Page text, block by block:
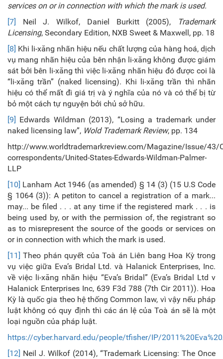
services on or in connection with which the mark is used.
[7]
Neil J. Wilkof, Daniel Burkitt (2005),
Trademark
Licensing, Secondary Edition, NXB Sweet & Maxwell, pp. 18
[8] Khi li-xăng nhãn hiệu nếu chất lượng của hàng hoá, dịch
vụ mang nhãn hiệu của bên nhận li-xăng không được giám
sát bởi bên li-xăng thì việc li-xăng nhãn hiệu đó được coi là
“li-xăng trần” (naked licensing). Khi li-xăng trần thì nhãn
hiệu có thể mất đi giá trị và ý nghĩa của nó và có thể bị từ
bỏ một cách tự nguyện bởi chủ sở hữu.
[9] Edwards Wildman (2013), “Losing a trademark under
naked licensing law”, Wold Trademark Review, pp. 134
http://www.worldtrademarkreview.com/Magazine/Issue/43/
correspondents/United-States-Edwards-Wildman-Palmer-
LLP
[10] Lanham Act 1946 (as amended) § 14 (3) (15 U.S Code
§ 1064 (3)): A petiton to cancel a registration of a mark...
may... be filed . . . at any time if the registered mark . . . is
being used by, or with the permission of, the registrant so
as to misrepresent the source of the goods or services on
or in connection with which the mark is used.
[11] Theo phán quyết của Toà án Liên bang Hoa Kỳ trong
vụ việc giữa Eva’s Bridal Ltd. và Halanick Enterprises, Inc.
về việc li-xăng nhãn hiệu “Eva’s Bridal” (Eva’s Bridal Ltd v
Halanick Enterprises Inc, 639 F3d 788 (7th Cir 2011)). Hoa
Kỳ là quốc gia theo hệ thống Common law, vì vậy nếu pháp
luật không có quy định thì các án lệ của Toà án sẽ là một
loại nguồn của pháp luật.
https://cyber.harvard.edu/people/tfisher/IP/
[12] Neil J. Wilkof (2014), “Trademark Licensing: The Once